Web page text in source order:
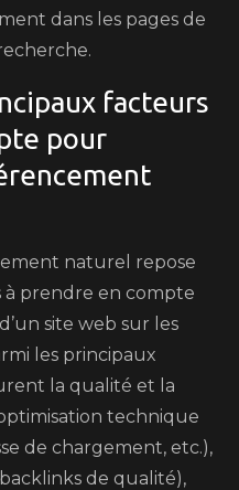
dans les pages de
facteurs
pour
naturel repose
à prendre en compte
site web sur les
les principaux
la qualité et la
technique
de chargement, etc.),
de qualité),